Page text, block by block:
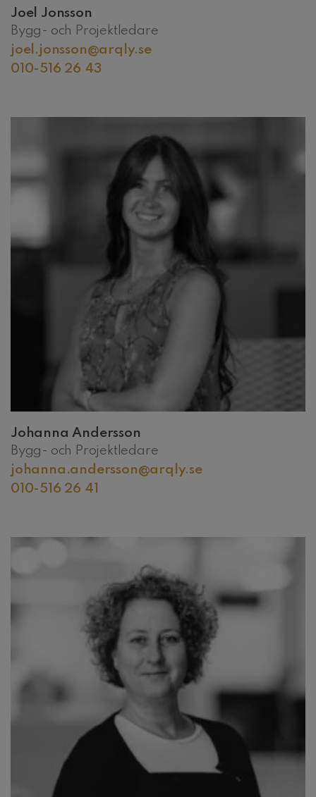
Joel Jonsson
Bygg- och Projektledare
joel.jonsson@arqly.se
010-516 26 43
Johanna Andersson
Bygg- och Projektledare
johanna.andersson@arqly.se
010-516 26 41